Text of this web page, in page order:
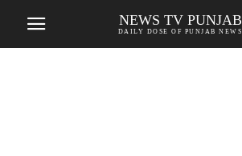
NEWS TV PUNJAB
DAILY DOSE OF PUNJAB NEWS